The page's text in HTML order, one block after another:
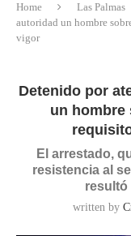
Home Las Palmas
autoridad un hombre
vigor
Detenido por
un hombre
El arrestado,
resistencia al
resultó
written by